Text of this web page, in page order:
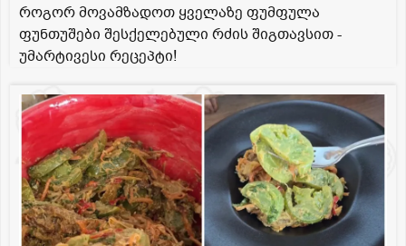
როგორ მოვამზადოთ ყველაზე ფუმფულა
ფუნთუშები შესქელებული რძის შიგთავსით -
უმარტივესი რეცეპტი!